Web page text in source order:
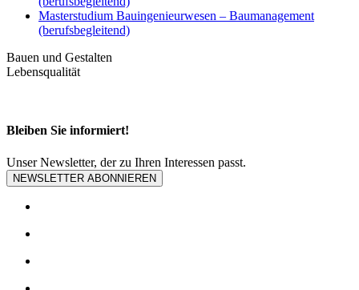
Masterstudium Bauingenieurwesen­ – Baumanagement
(berufsbegleitend)
Bauen und Gestalten
Lebensqualität
Bleiben Sie informiert!
Unser Newsletter, der zu Ihren Interessen passt.
NEWSLETTER ABONNIEREN